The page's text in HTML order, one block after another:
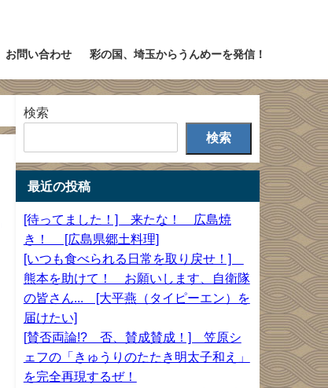
お問い合わせ 彩の国、埼玉からうんめーを発信！
検索
検索
最近の投稿
[待ってました！] 来たな！ 広島焼
き！ [広島県郷土料理]
[いつも食べられる日常を取り戻せ！]
熊本を助けて！ お願いします、自衛隊
の皆さん... [大平燕（タイピーエン）を
届けたい]
[賛否両論!? 否、賛成賛成！] 笠原シ
ェフの「きゅうりのたたき明太子和え」
を完全再現するぜ！